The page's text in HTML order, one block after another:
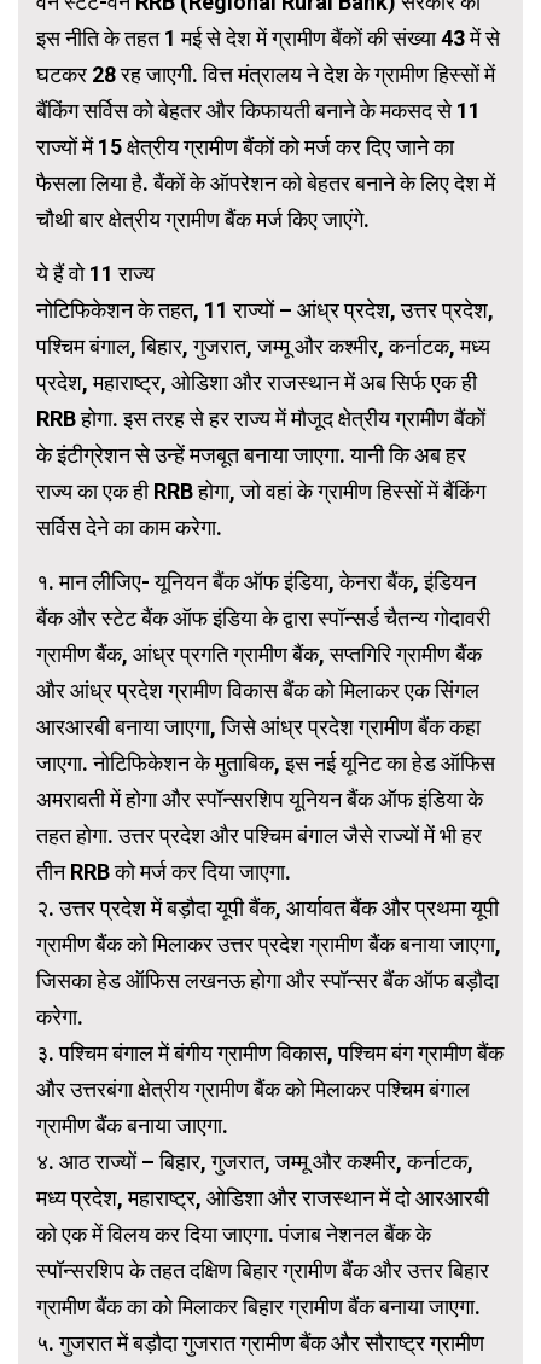
इस नीति के तहत 1 मई से देश में ग्रामीण बैंकों की संख्या 43 में से
घटकर 28 रह जाएगी. वित्त मंत्रालय ने देश के ग्रामीण हिस्सों में
बैंकिंग सर्विस को बेहतर और किफायती बनाने के मकसद से 11
राज्यों में 15 क्षेत्रीय ग्रामीण बैंकों को मर्ज कर दिए जाने का
फैसला लिया है. बैंकों के ऑपरेशन को बेहतर बनाने के लिए देश में
चौथी बार क्षेत्रीय ग्रामीण बैंक मर्ज किए जाएंगे.
ये हैं वो 11 राज्य
नोटिफिकेशन के तहत, 11 राज्यों – आंध्र प्रदेश, उत्तर प्रदेश,
पश्चिम बंगाल, बिहार, गुजरात, जम्मू और कश्मीर, कर्नाटक, मध्य
प्रदेश, महाराष्ट्र, ओडिशा और राजस्थान में अब सिर्फ एक ही
RRB होगा. इस तरह से हर राज्य में मौजूद क्षेत्रीय ग्रामीण बैंकों
के इंटीग्रेशन से उन्हें मजबूत बनाया जाएगा. यानी कि अब हर
राज्य का एक ही RRB होगा, जो वहां के ग्रामीण हिस्सों में बैंकिंग
सर्विस देने का काम करेगा.
१. मान लीजिए- यूनियन बैंक ऑफ इंडिया, केनरा बैंक, इंडियन
बैंक और स्टेट बैंक ऑफ इंडिया के द्वारा स्पॉन्सर्ड चैतन्य गोदावरी
ग्रामीण बैंक, आंध्र प्रगति ग्रामीण बैंक, सप्तगिरि ग्रामीण बैंक
और आंध्र प्रदेश ग्रामीण विकास बैंक को मिलाकर एक सिंगल
आरआरबी बनाया जाएगा, जिसे आंध्र प्रदेश ग्रामीण बैंक कहा
जाएगा. नोटिफिकेशन के मुताबिक, इस नई यूनिट का हेड ऑफिस
अमरावती में होगा और स्पॉन्सरशिप यूनियन बैंक ऑफ इंडिया के
तहत होगा. उत्तर प्रदेश और पश्चिम बंगाल जैसे राज्यों में भी हर
तीन RRB को मर्ज कर दिया जाएगा.
२. उत्तर प्रदेश में बड़ौदा यूपी बैंक, आर्यावत बैंक और प्रथमा यूपी
ग्रामीण बैंक को मिलाकर उत्तर प्रदेश ग्रामीण बैंक बनाया जाएगा,
जिसका हेड ऑफिस लखनऊ होगा और स्पॉन्सर बैंक ऑफ बड़ौदा
करेगा.
३. पश्चिम बंगाल में बंगीय ग्रामीण विकास, पश्चिम बंग ग्रामीण बैंक
और उत्तरबंगा क्षेत्रीय ग्रामीण बैंक को मिलाकर पश्चिम बंगाल
ग्रामीण बैंक बनाया जाएगा.
४. आठ राज्यों – बिहार, गुजरात, जम्मू और कश्मीर, कर्नाटक,
मध्य प्रदेश, महाराष्ट्र, ओडिशा और राजस्थान में दो आरआरबी
को एक में विलय कर दिया जाएगा. पंजाब नेशनल बैंक के
स्पॉन्सरशिप के तहत दक्षिण बिहार ग्रामीण बैंक और उत्तर बिहार
ग्रामीण बैंक का को मिलाकर बिहार ग्रामीण बैंक बनाया जाएगा.
५. गुजरात में बड़ौदा गुजरात ग्रामीण बैंक और सौराष्ट्र ग्रामीण